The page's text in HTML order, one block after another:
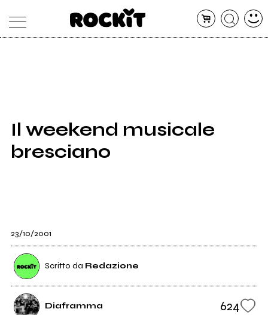
SHOP
RADIO
Il weekend musicale
bresciano
23/10/2001
Scritto da Redazione
Diaframma 624